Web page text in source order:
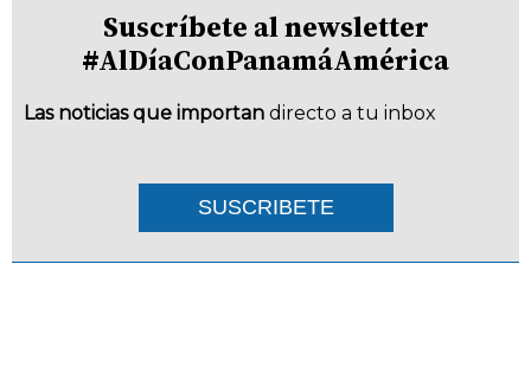
Suscríbete al newsletter
#AlDíaConPanamáAmérica
Las noticias que importan directo a tu inbox
SUSCRIBETE